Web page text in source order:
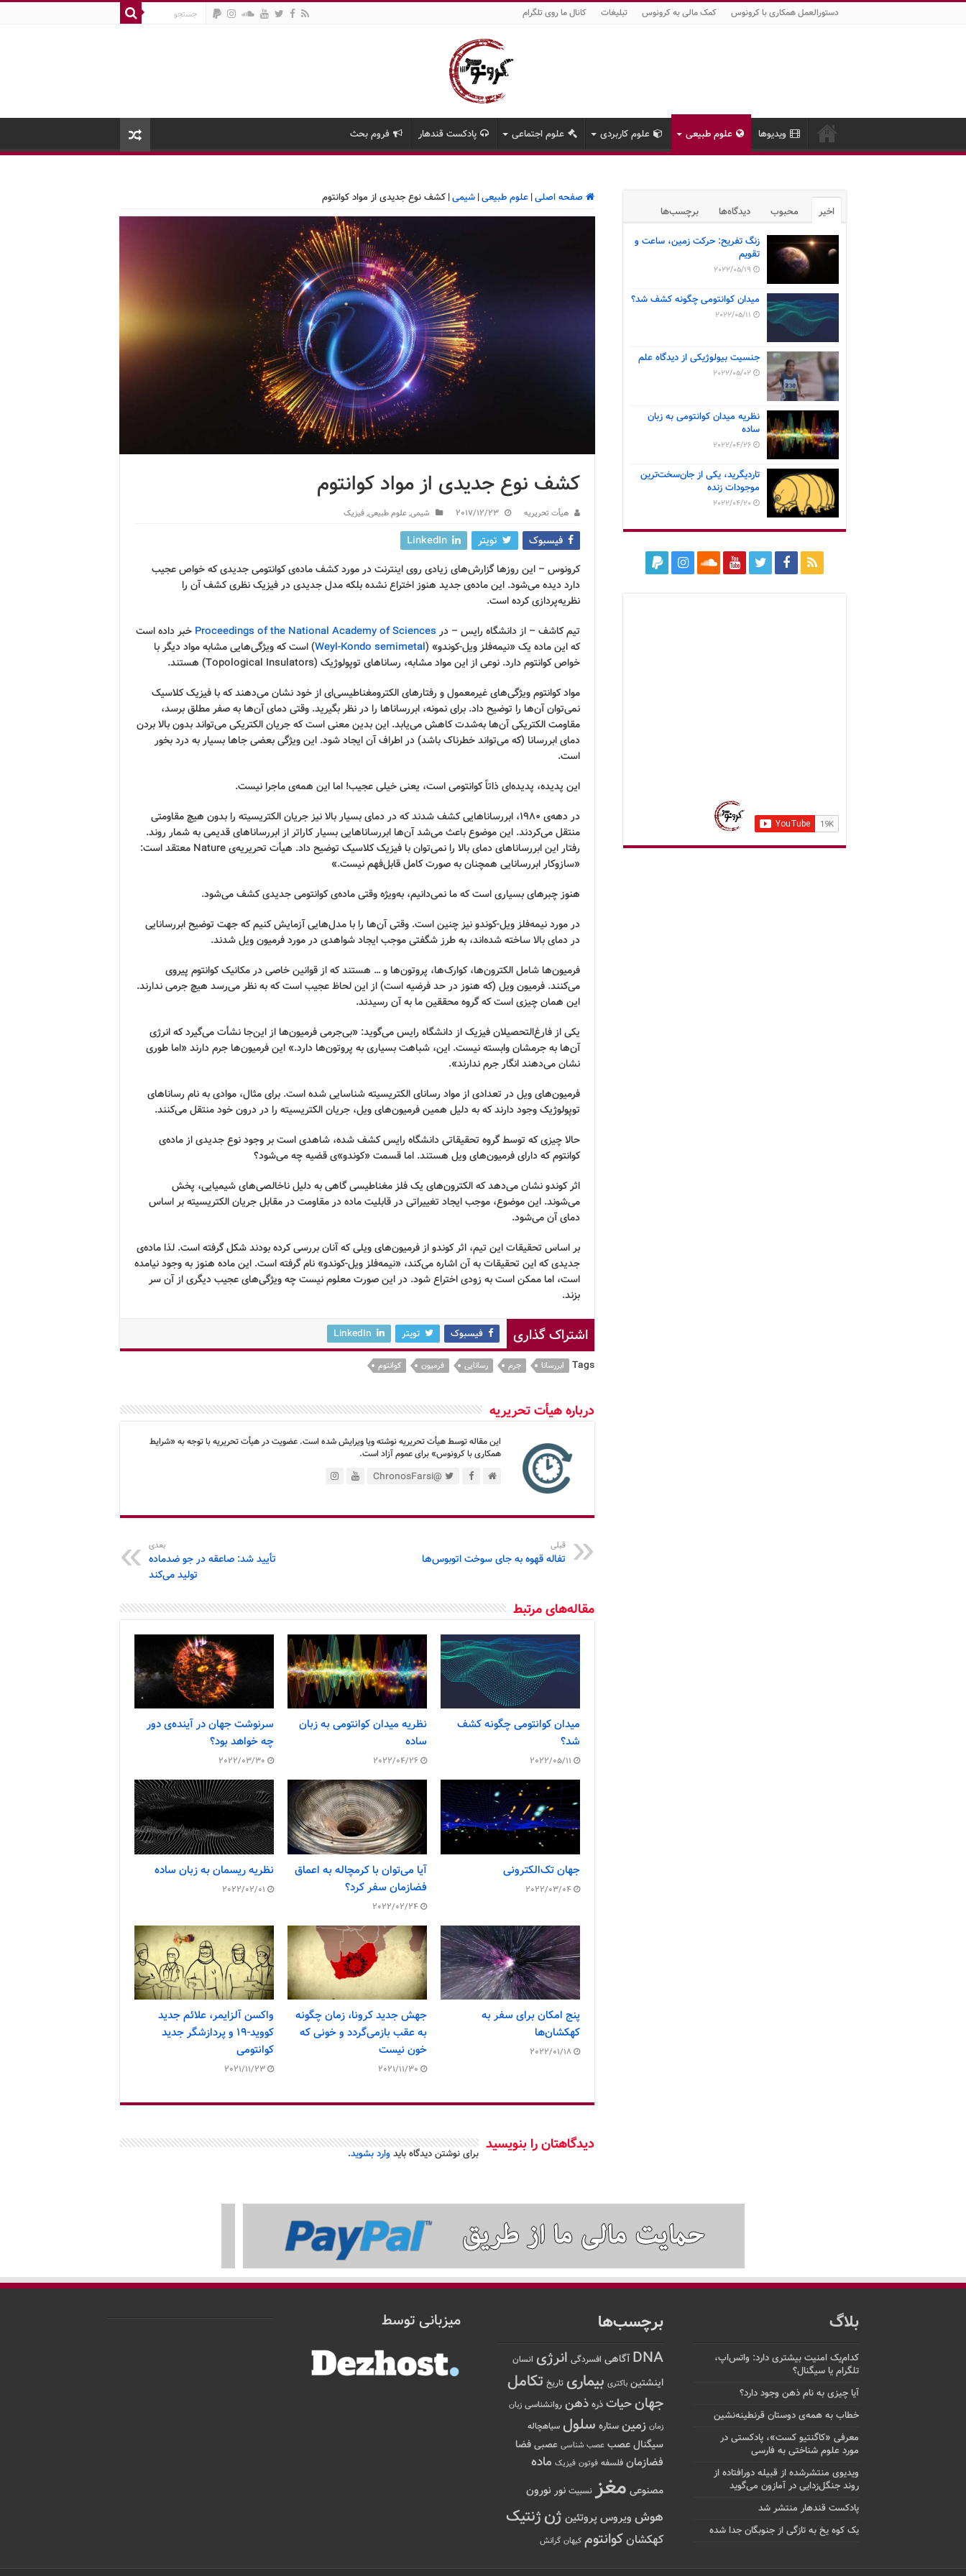
دستورالعمل همکاری با کرونوس کمک مالی به کرونوس تبلیغات کانال ما روی تلگرام
ویدیوها علوم طبیعی علوم کاربردی علوم اجتماعی پادکست قندهار فروم بحث
صفحه اصلی| علوم طبیعی| شیمی| کشف نوع جدیدی از مواد کوانتوم
کشف نوع جدیدی از مواد کوانتوم
هیأت تحریریه 2017/12/23 شیمی,علوم طبیعی,فیزیک
فیسبوک تویتر
LinkedIn
کرونوس – این روزها گزارش‌های زیادی روی اینترنت در مورد کشف ماده‌ی کوانتومی جدیدی که خواص عجیب
دارد دیده می‌شود. این ماده‌ی جدید هنوز اختراع نشده بلکه مدل جدیدی در فیزیک نظری کشف آن را
نظریه‌پردازی کرده است.
تیم کاشف – از دانشگاه رایس – درProceedings of the National Academy of Sciences خبر داده است
که این ماده یک «نیمه‌فلز ویل-کوندو» (Weyl-Kondo semimetal) است که ویژگی‌هایی مشابه مواد دیگر با
خواص کوانتوم دارد. نوعی از این مواد مشابه، رساناهای توپولوژیک (Topological Insulators) هستند.
مواد کوانتوم ویژگی‌های غیرمعمول و رفتارهای الکترومغناطیسی‌ای از خود نشان می‌دهند که با فیزیک کلاسیک
نمی‌توان آن‌ها را توضیح داد. برای نمونه، ابررساناها را در نظر بگیرید. وقتی دمای آن‌ها به صفر مطلق برسد،
مقاومت الکتریکی آن‌ها به‌شدت کاهش می‌یابد. این بدین معنی است که جریان الکتریکی می‌تواند بدون بالا بردن
دمای ابررسانا (که می‌تواند خطرناک باشد) در اطراف آن ایجاد شود. این ویژگی بعضی جاها بسیار به درد بخور
است.
این پدیده، پدیده‌ای ذاتاً کوانتومی است، یعنی خیلی عجیب! اما این همه‌ی ماجرا نیست.
در دهه‌ی ۱۹۸۰، ابررساناهایی کشف شدند که در دمای بسیار بالا نیز جریان الکتریسیته را بدون هیچ مقاومتی
منتقل می‌کردند. این موضوع باعث می‌شد آن‌ها ابررساناهایی بسیار کاراتر از ابررساناهای قدیمی به شمار روند.
رفتار این ابررساناهای دمای بالا را نمی‌توان با فیزیک کلاسیک توضیح داد. هیأت تحریریه‌ی Nature معتقد است:
«سازوکار ابررسانایی همچنان به صورت کامل قابل‌فهم نیست.»
هنوز چبرهای بسیاری است که ما نمی‌دانیم، به‌ویژه وقتی ماده‌ی کوانتومی جدیدی کشف می‌شود.
در مورد نیمه‌فلز ویل-کوندو نیز چنین است. وقتی آن‌ها را با مدل‌هایی آزمایش کنیم که جهت توضیح ابررسانایی
در دمای بالا ساخته شده‌اند، به طرز شگفتی موجب ایجاد شواهدی در مورد فرمیون ویل شدند.
فرمیون‌ها شامل الکترون‌ها، کوارک‌ها، پروتون‌ها و … هستند که از قوانین خاصی در مکانیک کوانتوم پیروی
می‌کنند. فرمیون ویل (که هنوز در حد فرضیه است) از این لحاظ عجیب است که به نظر می‌رسد هیچ جرمی ندارند.
این همان چیزی است که گروه محققین ما به آن رسیدند.
یکی از فارغ‌التحصیلان فیزیک از دانشگاه رایس می‌گوید: «بی‌جرمی فرمیون‌ها از این‌جا نشأت می‌گیرد که انرژی
آن‌ها به جرمشان وابسته نیست. این، شباهت بسیاری به پروتون‌ها دارد.» این فرمیون‌ها جرم دارند «اما طوری
نشان می‌دهند انگار جرم ندارند».
فرمیون‌های ویل در تعدادی از مواد رسانای الکتریسیته شناسایی شده است. برای مثال، موادی به نام رساناهای
توپولوژیک وجود دارند که به دلیل همین فرمیون‌های ویل، جریان الکتریسیته را در درون خود منتقل می‌کنند.
حالا چیزی که توسط گروه تحقیقاتی دانشگاه رایس کشف شده، شاهدی است بر وجود نوع جدیدی از ماده‌ی
کوانتوم که دارای فرمیون‌های ویل هستند. اما قسمت «کوندو»ی قضیه چه می‌شود؟
اثر کوندو نشان می‌دهد که الکترون‌های یک فلز مغناطیسی گاهی به دلیل ناخالصی‌های شیمیایی، پخش
می‌شوند. این موضوع، موجب ایجاد تغییراتی در قابلیت ماده در مقاومت در مقابل جریان الکتریسیته بر اساس
دمای آن می‌شود.
بر اساس تحقیقات این تیم، اثر کوندو از فرمیون‌های ویلی که آنان بررسی کرده بودند شکل گرفته است. لذا ماده‌ی
جدیدی که این تحقیقات به آن اشاره می‌کند، «نیمه‌فلز ویل-کوندو» نام گرفته است. این ماده هنوز به وجود نیامده
است، اما ممکن است به زودی اختراع شود. در این صورت معلوم نیست چه ویژگی‌های عجیب دیگری از آن سر
بزند.
اشتراک گذاری فیسبوک تویتر LinkedIn
Tags ابررسانا جرم رسانایی فرمیون کوانتوم
درباره هیأت تحریریه
این مقاله توسط هیأت تحریریه نوشته ویا ویرایش شده است. عضویت در هیأت تحریریه با توجه به «شرایط
همکاری با کرونوس» برای عموم آزاد است.
@ChronosFarsi
قبلی
تفاله قهوه به جای سوخت اتوبوس‌ها
بعدی
تأیید شد: صاعقه در جو ضدماده
تولید می‌کند
مقاله‌های مرتبط
میدان کوانتومی چگونه کشف
شد؟
2022/05/11
نظریه میدان کوانتومی به زبان
ساده
2022/04/26
سرنوشت جهان در آینده‌ی دور
چه خواهد بود؟
2022/03/30
جهان تک‌الکترونی
2022/03/04
آیا می‌توان با کرمچاله به اعماق
فضازمان سفر کرد؟
2022/02/24
نظریه ریسمان به زبان ساده
2022/02/01
پنج امکان برای سفر به
کهکشان‌ها
2022/01/18
جهش جدید کرونا، زمان چگونه
به عقب بازمی‌گردد و خونی که
خون نیست
2021/11/30
واکسن آلزایمر، علائم جدید
کووید-۱۹ و پردازشگر جدید
کوانتومی
2021/11/23
دیدگاهتان را بنویسید برای نوشتن دیدگاه باید وارد بشوید.
اخیر محبوب دیدگاه‌ها برچسب‌ها
زنگ تفریح: حرکت زمین، ساعت و
تقویم
2022/05/19
میدان کوانتومی چگونه کشف شد؟
2022/05/11
جنسیت بیولوژیکی از دیدگاه علم
2022/05/02
نظریه میدان کوانتومی به زبان
ساده
2022/04/26
تاردیگرید، یکی از جان‌سخت‌ترین
موجودات زنده
2022/04/20
بلاگ
کدام‌یک امنیت بیشتری دارد: واتس‌اپ،
تلگرام یا سیگنال؟
آیا چیزی به نام ذهن وجود دارد؟
خطاب به همه‌ی دوستان قرنطینه‌نشین
معرفی «کاگنتیو کست»، پادکستی در
مورد علوم شناختی به فارسی
ویدیوی منتشرشده از قبیله دورافتاده‌ از
روند جنگل‌زدایی در آمازون می‌گوید
پادکست قندهار منتشر شد
یک کوه یخ به تازگی از جنوبگان جدا شده
برچسب‌ها
DNA آگاهی افسردگی انرژی انسان
اینشتین باکتری بیماری تاریخ تکامل
جهانحیات ذره ذهن روانشناسی زبان
زمان زمین ستاره سلول سیاهچاله
سیگنالعصب عصب شناسی عصبی فضا
فضازمان فلسفه فوتون فیزیک ماده
مصنوعی مغز نسبیت نور نورون
هوش ویروس پروتئین ژنژنتیک
کهکشانکوانتوم کیهان گرانش
میزبانی توسط